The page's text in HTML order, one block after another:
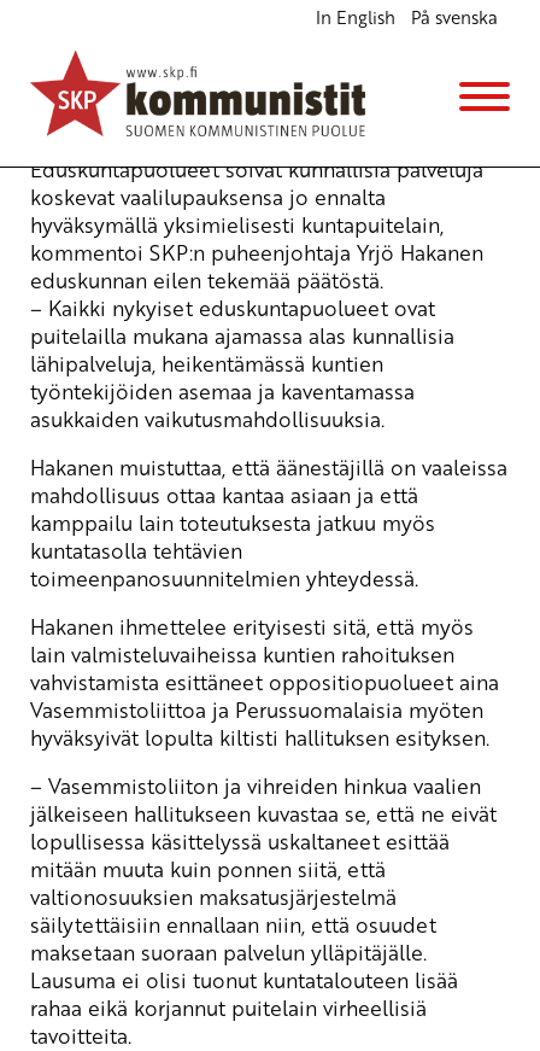
In English På svenska
Kuntapuitelailla syötiin vaalilupaukset jo ennalta
Ajankohtaista
1.2.2007 - 10:55
Yrjö Hakanen
Eduskuntapuolueet söivät kunnallisia palveluja
koskevat vaalilupauksensa jo ennalta
hyväksymällä yksimielisesti kuntapuitelain,
kommentoi SKP:n puheenjohtaja Yrjö Hakanen
eduskunnan eilen tekemää päätöstä.
– Kaikki nykyiset eduskuntapuolueet ovat
puitelailla mukana ajamassa alas kunnallisia
lähipalveluja, heikentämässä kuntien
työntekijöiden asemaa ja kaventamassa
asukkaiden vaikutusmahdollisuuksia.
Hakanen muistuttaa, että äänestäjillä on vaaleissa
mahdollisuus ottaa kantaa asiaan ja että
kamppailu lain toteutuksesta jatkuu myös
kuntatasolla tehtävien
toimeenpanosuunnitelmien yhteydessä.
Hakanen ihmettelee erityisesti sitä, että myös
lain valmisteluvaiheissa kuntien rahoituksen
vahvistamista esittäneet oppositiopuolueet aina
Vasemmistoliittoa ja Perussuomalaisia myöten
hyväksyivät lopulta kiltisti hallituksen esityksen.
– Vasemmistoliiton ja vihreiden hinkua vaalien
jälkeiseen hallitukseen kuvastaa se, että ne eivät
lopullisessa käsittelyssä uskaltaneet esittää
mitään muuta kuin ponnen siitä, että
valtionosuuksien maksatusjärjestelmä
säilytettäisiin ennallaan niin, että osuudet
maksetaan suoraan palvelun ylläpitäjälle.
Lausuma ei olisi tuonut kuntatalouteen lisää
rahaa eikä korjannut puitelain virheellisiä
tavoitteita.